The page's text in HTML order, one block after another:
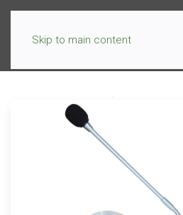
Skip to main content